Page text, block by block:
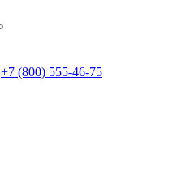
+7 (800) 555-46-75